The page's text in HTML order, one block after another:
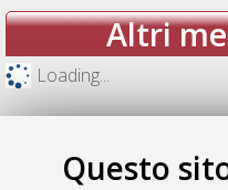
Questo
Altri
Loading...